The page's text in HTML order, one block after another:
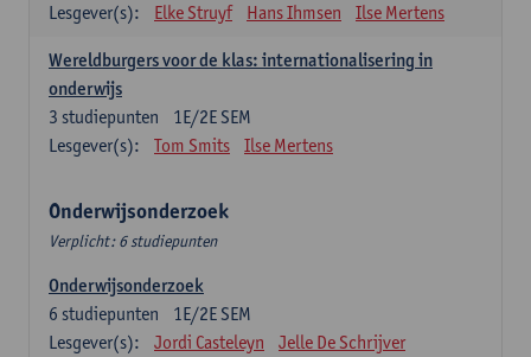
Lesgever(s):
Elke Struyf Hans Ihmsen Ilse Mertens
Wereldburgers voor de klas: internationalisering in
onderwijs
1E/2E SEM
3 studiepunten
Lesgever(s):
Tom Smits Ilse Mertens
Onderwijsonderzoek
Verplicht: 6 studiepunten
Onderwijsonderzoek
1E/2E SEM
6 studiepunten
Lesgever(s):
Jordi Casteleyn Jelle De Schrijver